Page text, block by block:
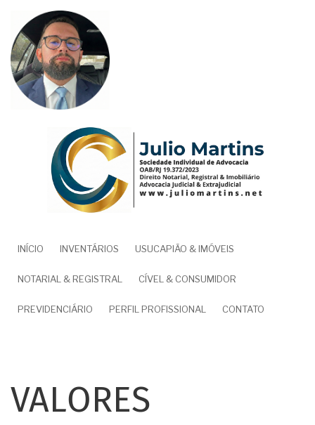
para
conteúdo
principal
NAVEGAÇÃO
PRINCIPAL
INÍCIO INVENTÁRIOS USUCAPIÃO & IMÓVEIS
NOTARIAL & REGISTRAL CÍVEL & CONSUMIDOR
PREVIDENCIÁRIO PERFIL PROFISSIONAL CONTATO
VALORES